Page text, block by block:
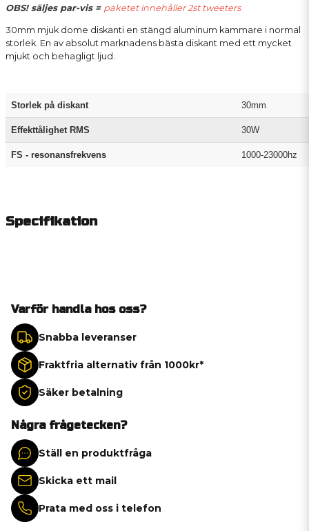
OBS! säljes par-vis = paketet innehåller 2st tweeters
30mm mjuk dome diskanti en stängd aluminum kammare i normal
storlek. En av absolut marknadens bästa diskant med ett mycket
mjukt och behagligt ljud.
Storlek på diskant 30mm
Effekttålighet RMS 30W
FS - resonansfrekvens 1000-23000hz
Specifikation
Varför handla hos oss?
Snabba leveranser
Fraktfria alternativ från 1000kr*
Säker betalning
Några frågetecken?
Ställ en produktfråga
Skicka ett mail
Prata med oss i telefon